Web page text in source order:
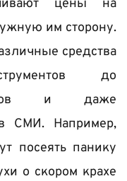
цены на
им сторону.
средства
до
и даже
СМИ. Например,
посеять панику
о скором крахе